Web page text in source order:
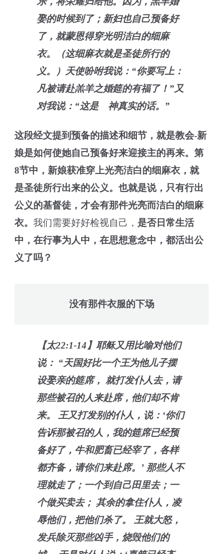
娶的时候到了；新妇也自己预备好
了，就蒙恩得穿光明洁白的细麻
衣。（这细麻衣就是圣徒所行的
义。）天使吩咐我说：“你要写上：
凡被请赴羔羊之婚筵的有福了！”又
对我说：“这是 神真实的话。”
这段经文提到预备的描述和细节，就是教会-新
娘是如何使她自己预备好来迎接主的再来。第
8节中，新娘获准穿上光亮洁白的细麻衣，就
是圣徒所行出来的公义。也就是说，只有行出
公义的基督徒，才会有那件光亮而洁白的细麻
衣。我们需要好好检视自己， 是否日常生活
中，在行事为人中，在思想意念中，都活出公
义了吗？
没有那件衣服的下场
【太22:1-14】耶稣又用比喻对他们
说： “天国好比一个王为他儿子摆
设娶亲的筵席， 就打发仆人去，请
那些被召的人来赴席，他们却不肯
来。 王又打发别的仆人，说：‘你们
告诉那被召的人，我的筵席已经预
备好了，牛和肥畜已经宰了，各样
都齐备，请你们来赴席。’ 那些人不
理就走了；一个到自己田里去；一
个做买卖去； 其余的拿住仆人，凌
辱他们，把他们杀了。 王就大怒，
发兵除灭那些凶手，烧毁他们的